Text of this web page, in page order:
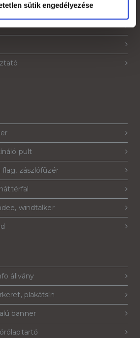
sütik engedélyezése
paraméterek
pult
flag, zászlófüzér
windtalker
állvány
plakátsín
banner